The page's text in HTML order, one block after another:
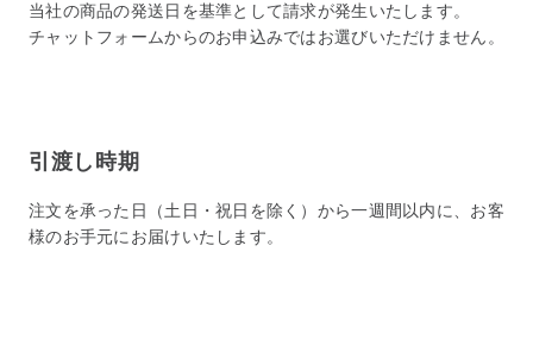
当社の商品の発送日を基準として請求が発生いたします。
チャットフォームからのお申込みではお選びいただけません。
引渡し時期
注文を承った日（土日・祝日を除く）から一週間以内に、お客
様のお手元にお届けいたします。